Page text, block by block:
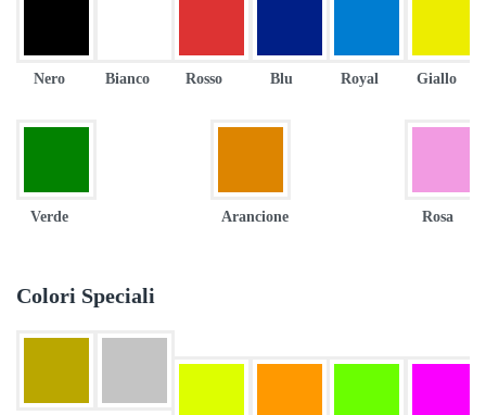
Nero Bianco Rosso Blu Royal Giallo
Verde Arancione Rosa
Colori Speciali